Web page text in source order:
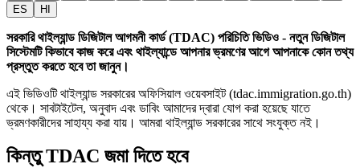
ES
HI
সরকারি থাইল্যান্ড ডিজিটাল আগমনী কার্ড (TDAC) পরিচিতি ভিডিও - নতুন ডিজিটাল
সিস্টেমটি কিভাবে কাজ করে এবং থাইল্যান্ডে আপনার ভ্রমণের আগে আপনাকে কোন তথ্য
প্রস্তুত করতে হবে তা জানুন।
এই ভিডিওটি থাইল্যান্ড সরকারের অফিসিয়াল ওয়েবসাইট (tdac.immigration.go.th)
থেকে। সাবটাইটেল, অনুবাদ এবং ডাবিং আমাদের দ্বারা যোগ করা হয়েছে যাতে
ভ্রমণকারীদের সাহায্য করা যায়। আমরা থাইল্যান্ড সরকারের সাথে সংযুক্ত নই।
কিন্তু TDAC জমা দিতে হবে